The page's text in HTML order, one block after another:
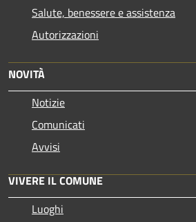
Salute, benessere e assistenza
Autorizzazioni
NOVITÀ
Notizie
Comunicati
Avvisi
VIVERE IL COMUNE
Luoghi